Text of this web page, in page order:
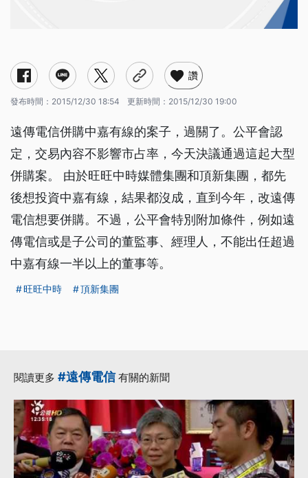
讚
發布時間： 2015/12/30 18:54 更新時間： 2015/12/30 19:00
遠傳電信併購中嘉有線的案子，過關了。公平會認
定，交易內容不影響市占率，今天決議通過這起大型
併購案。 由於旺旺中時媒體集團和頂新集團，都先
後想投資中嘉有線，結果都沒成，直到今年，改遠傳
電信想要併購。不過，公平會特別附加條件，例如遠
傳電信或是子公司的董監事、經理人，不能出任超過
中嘉有線一半以上的董事等。
旺旺中時 頂新集團
閱讀更多 #遠傳電信有關的新聞